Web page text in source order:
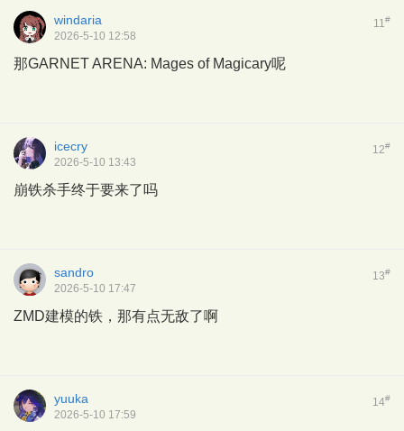
11#
windaria
2026-5-10 12:58
那GARNET ARENA: Mages of Magicary呢
12#
icecry
2026-5-10 13:43
崩铁杀手终于要来了吗
13#
sandro
2026-5-10 17:47
ZMD建模的铁，那有点无敌了啊
14#
yuuka
2026-5-10 17:59